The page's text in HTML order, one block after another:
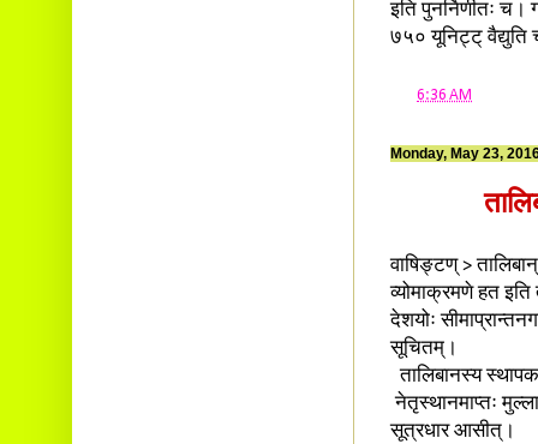
इति पुनर्निर्णीतः च।
७५० यूनिट्ट्
6:36 AM
Monday, May 23,
वाषिङ्टण् >
व्योमाक्रमणे हत इति
देशयोः
सूचितम्।
तालिबानस्य
नेतृस्थानमाप्तः
सूत्रधार आसीत्।